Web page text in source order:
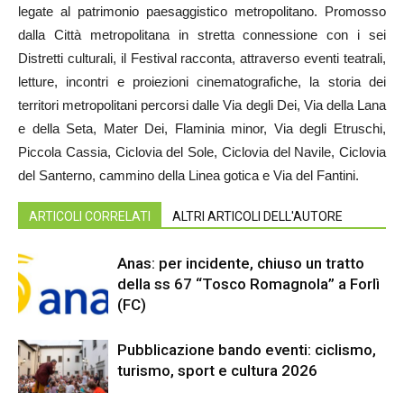
legate al patrimonio paesaggistico metropolitano. Promosso
dalla Città metropolitana in stretta connessione con i sei
Distretti culturali, il Festival racconta, attraverso eventi teatrali,
letture, incontri e proiezioni cinematografiche, la storia dei
territori metropolitani percorsi dalle Via degli Dei, Via della Lana
e della Seta, Mater Dei, Flaminia minor, Via degli Etruschi,
Piccola Cassia, Ciclovia del Sole, Ciclovia del Navile, Ciclovia
del Santerno, cammino della Linea gotica e Via del Fantini.
ARTICOLI CORRELATI ALTRI ARTICOLI DELL'AUTORE
Anas: per incidente, chiuso un tratto
della ss 67 “Tosco Romagnola” a Forlì
(FC)
Pubblicazione bando eventi: ciclismo,
turismo, sport e cultura 2026